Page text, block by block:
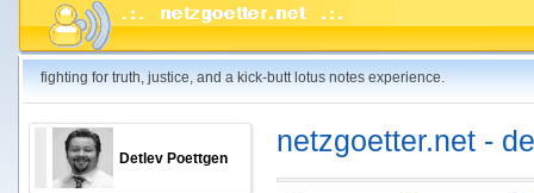
fighting for truth, justice, and a kick-butt lotus notes experience.
Detlev Poettgen
netzgoetter.net -